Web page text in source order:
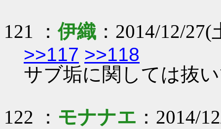
121 ：伊織 ：2014/12/
>>117 >>118
サブ垢に関しては抜
122 ： モナナエ ：2014/